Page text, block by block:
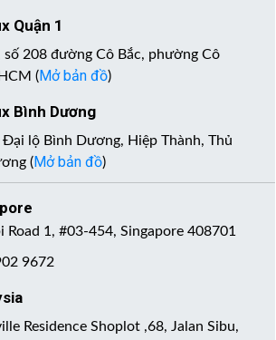
Quận 1
số 208 đường Cô Bắc, phường Cô
(Mở bản đồ)
Bình Dương
Đại lộ Bình Dương, Hiệp Thành, Thủ
(Mở bản đồ)
Road 1, #03-454, Singapore 408701
9672
Residence Shoplot ,68, Jalan Sibu,